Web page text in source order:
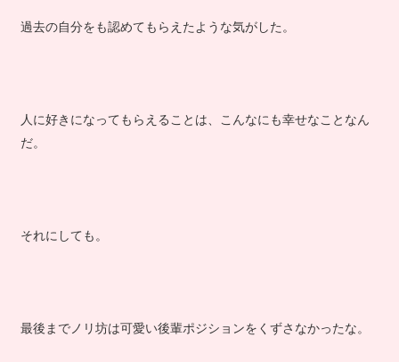
過去の自分をも認めてもらえたような気がした。
人に好きになってもらえることは、こんなにも幸せなことなん
だ。
それにしても。
最後までノリ坊は可愛い後輩ポジションをくずさなかったな。